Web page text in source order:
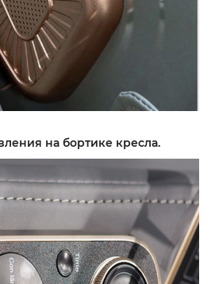
на бортике кресла.